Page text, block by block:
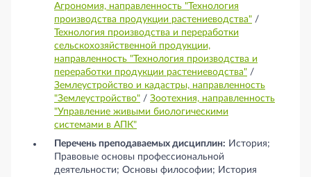
Агрономия, направленность "Технология
производства продукции растениеводства" /
Технология производства и переработки
сельскохозяйственной продукции,
направленность "Технология производства и
переработки продукции растениеводства" /
Землеустройство и кадастры, направленность
"Землеустройство" / Зоотехния, направленность
"Управление живыми биологическими
системами в АПК"
Перечень преподаваемых дисциплин: История;
Правовые основы профессиональной
деятельности; Основы философии; История